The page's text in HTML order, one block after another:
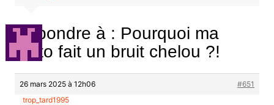
Répondre à : Pourquoi ma
moto fait un bruit chelou ?!
26 mars 2025 à 12h06
#651
trop_tard1995